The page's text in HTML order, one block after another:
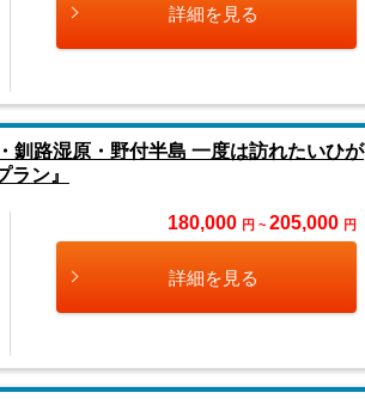
詳細を見る
釧路湿原・野付半島 一度は訪れたいひが
ン』
180,000 円 ~ 205,000 円
詳細を見る